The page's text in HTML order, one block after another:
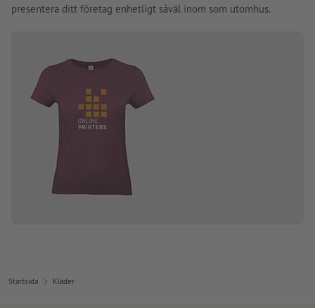
presentera ditt företag enhetligt såväl inom som utomhus.
Startsida Kläder